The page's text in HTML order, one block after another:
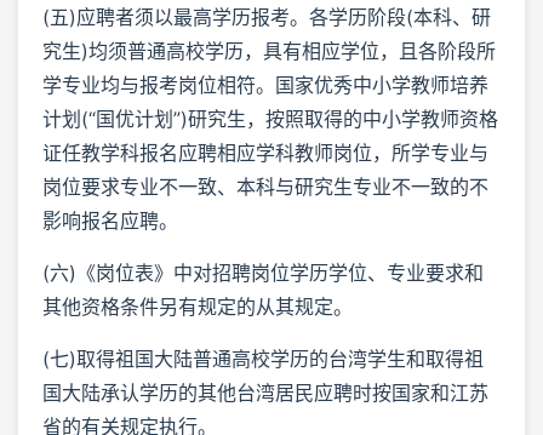
(五)应聘者须以最高学历报考。各学历阶段(本科、研
究生)均须普通高校学历，具有相应学位，且各阶段所
学专业均与报考岗位相符。国家优秀中小学教师培养
计划(“国优计划”)研究生，按照取得的中小学教师资格
证任教学科报名应聘相应学科教师岗位，所学专业与
岗位要求专业不一致、本科与研究生专业不一致的不
影响报名应聘。
(六)《岗位表》中对招聘岗位学历学位、专业要求和
其他资格条件另有规定的从其规定。
(七)取得祖国大陆普通高校学历的台湾学生和取得祖
国大陆承认学历的其他台湾居民应聘时按国家和江苏
省的有关规定执行。